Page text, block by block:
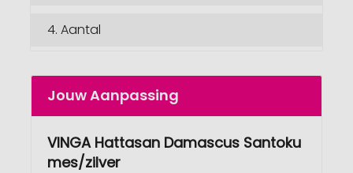
4. Aantal
Jouw Aanpassing
VINGA Hattasan Damascus Santoku
mes/zilver